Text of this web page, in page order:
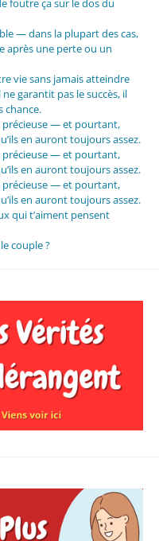
foutre ça sur le dos du
— dans la plupart des cas,
après une perte ou un
vie sans jamais atteindre
garantit pas le succès, il
chance.
précieuse — et pourtant,
en auront toujours assez.
précieuse — et pourtant,
en auront toujours assez.
précieuse — et pourtant,
en auront toujours assez.
qui t’aiment pensent
couple ?